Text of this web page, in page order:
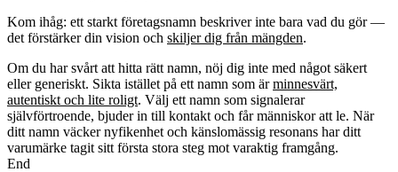
Kom ihåg: ett starkt företagsnamn beskriver inte bara vad du gör —
det förstärker din vision och skiljer dig från mängden.
Om du har svårt att hitta rätt namn, nöj dig inte med något säkert
eller generiskt. Sikta istället på ett namn som ärminnesvärt,
autentiskt och lite roligt. Välj ett namn som signalerar
självförtroende, bjuder in till kontakt och får människor att le. När
ditt namn väcker nyfikenhet och känslomässig resonans har ditt
varumärke tagit sitt första stora steg mot varaktig framgång.
End